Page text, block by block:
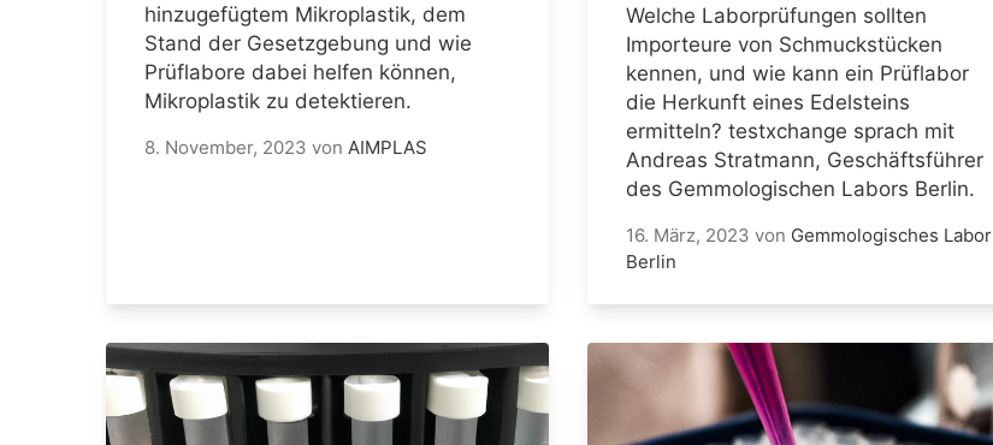
hinzugefügtem Mikroplastik, dem
Stand der Gesetzgebung und wie
Prüflabore dabei helfen können,
Mikroplastik zu detektieren.
8. November, 2023 von AIMPLAS
Welche Laborprüfungen sollten
Importeure von Schmuckstücken
kennen, und wie kann ein Prüflabor
die Herkunft eines Edelsteins
ermitteln? testxchange sprach mit
Andreas Stratmann, Geschäftsführer
des Gemmologischen Labors Berlin.
16. März, 2023 von Gemmologisches Labor
Berlin